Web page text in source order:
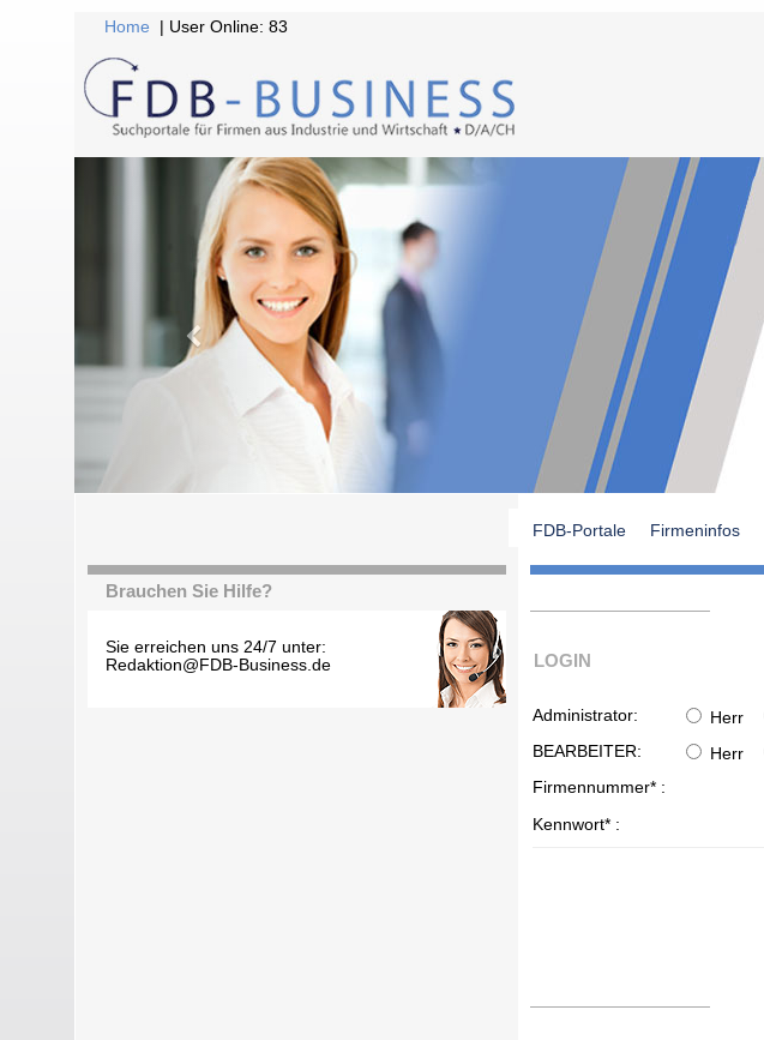
Home | User Online: 83
FDB-Portale Firmeninfos
Brauchen Sie Hilfe?
Sie erreichen uns 24/7 unter:
Redaktion@FDB-Business.de
LOGIN
Administrator: Herr
BEARBEITER:
Herr
Firmennummer* :
Kennwort* :